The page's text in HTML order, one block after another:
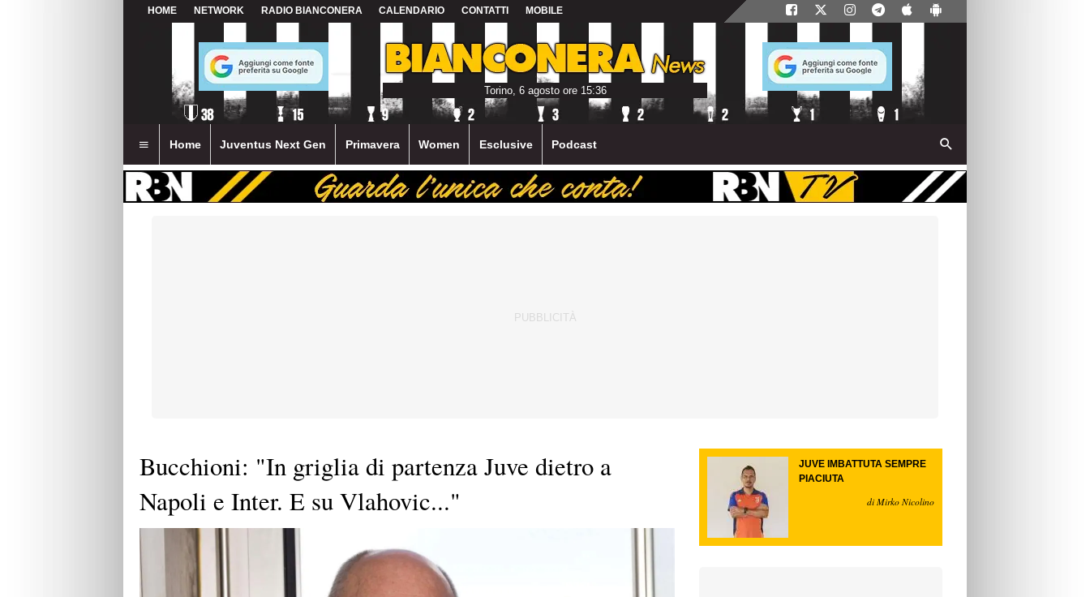
HOME NETWORK RADIO BIANCONERA CALENDARIO CONTATTI MOBILE
Torino, 6 agosto ore 15:36
Home Juventus Next Gen Primavera Women Esclusive Podcast
Bucchioni: "In griglia di partenza Juve dietro a
Napoli e Inter. E su Vlahovic..."
JUVE IMBATTUTA SEMPRE
PIACIUTA
di Mirko Nicolino